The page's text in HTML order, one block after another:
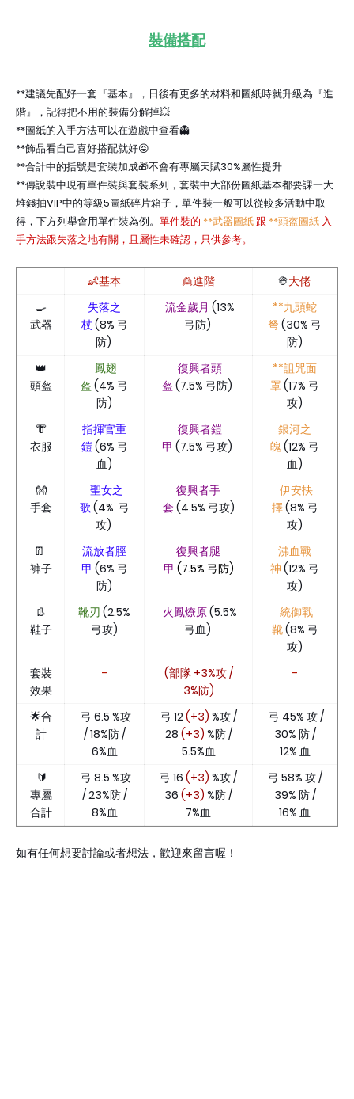
裝備搭配
**建議先配好一套『基本』，日後有更多的材料和圖紙時就升級為『進
階』，記得把不用的裝備分解掉💥
**圖紙的入手方法可以在遊戲中查看👻
**飾品看自己喜好搭配就好😝
**合計中的括號是套裝加成🎁不會有專屬天賦30%屬性提升
**傳說裝中現有單件裝與套裝系列，套裝中大部份圖紙基本都要課一大
堆錢抽VIP中的等級5圖紙碎片箱子，單件裝一般可以從較多活動中取
得，下方列舉會用單件裝為例。 單件裝的 **武器圖紙跟 **頭盔圖紙入
手方法跟失落之地有關，且屬性未確認，只供參考。
👶基本 👱進階 👳大佬
🍳
武器
失落之
杖 (8% 弓
防)
流金歲月 (13%
弓防)
**九頭蛇
弩 (30% 弓
防)
👑
頭盔
鳳翅
盔 (4% 弓
防)
復興者頭
盔 (7.5% 弓防)
**詛咒面
罩(17% 弓
攻)
👘
衣服
指揮官重
鎧(6% 弓
血)
復興者鎧
甲 (7.5% 弓攻)
銀河之
魄(12% 弓
血)
👐
手套
聖女之
歌(4% 弓
攻)
復興者手
套 (4.5% 弓攻)
伊安抉
擇(8% 弓
攻)
👖
褲子
流放者脛
甲 (6% 弓
防)
復興者腿
甲 (7.5% 弓防)
沸血戰
神 (12% 弓
攻)
👢
鞋子
靴刃 (2.5%
弓攻)
火鳳燎原(5.5%
弓血)
統御戰
靴(8% 弓
攻)
套裝
效果
-
(部隊 +3%攻 /
3%防)
-
🌟合
計
弓 6.5 %攻
/ 18%防 /
6%血
弓 12(+3) %攻 /
28 (+3) %防 /
5.5%血
弓 45% 攻 /
30% 防 /
12% 血
🔰
專屬
合計
弓 8.5 %攻
/ 23%防 /
8%血
弓 16 (+3) %攻 /
36 (+3) %防 /
7%血
弓 58% 攻 /
39% 防 /
16% 血
如有任何想要討論或者想法，歡迎來留言喔！